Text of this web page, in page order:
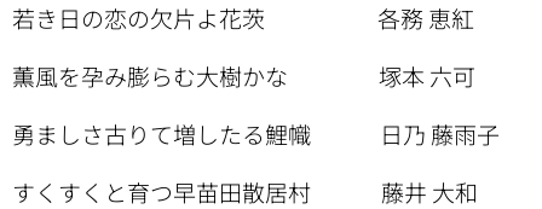
若き日の恋の欠片よ花茨 各務 恵紅
薫風を孕み膨らむ大樹かな 塚本 六可
勇ましさ古りて増したる鯉幟 日乃 藤雨子
すくすくと育つ早苗田散居村 藤井 大和